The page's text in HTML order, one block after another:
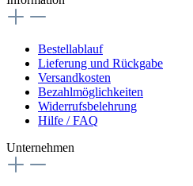
Bestellablauf
Lieferung und Rückgabe
Versandkosten
Bezahlmöglichkeiten
Widerrufsbelehrung
Hilfe / FAQ
Unternehmen